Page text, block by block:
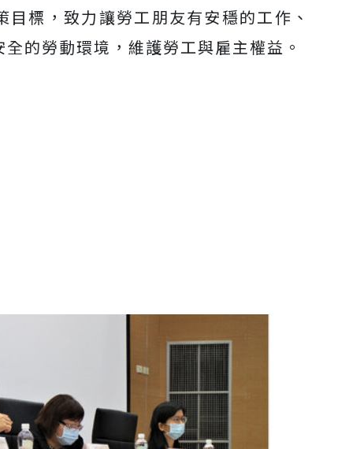
標，致力讓勞工朋友有安穩的工作、
的勞動環境，維護勞工與雇主權益。